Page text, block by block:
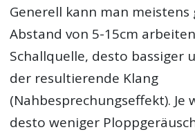
Generell kann man
Abstand von 5-15cm
Schallquelle, desto bassiger
der resultierende Klang
(Nahbesprechungseffekt).
desto weniger